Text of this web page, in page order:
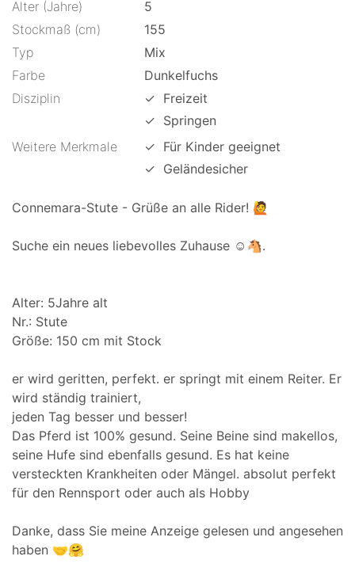
Alter (Jahre)
5
Stockmaß (cm)
155
Typ
Mix
Farbe
Dunkelfuchs
Disziplin
✓ Freizeit
✓ Springen
Weitere Merkmale
✓ Für Kinder geeignet
✓ Geländesicher
Connemara-Stute - Grüße an alle Rider! 🙋
Suche ein neues liebevolles Zuhause ☺️🐴.
Alter: 5Jahre alt
Nr.: Stute
Größe: 150 cm mit Stock
er wird geritten, perfekt. er springt mit einem Reiter. Er
wird ständig trainiert,
jeden Tag besser und besser!
Das Pferd ist 100% gesund. Seine Beine sind makellos,
seine Hufe sind ebenfalls gesund. Es hat keine
versteckten Krankheiten oder Mängel. absolut perfekt
für den Rennsport oder auch als Hobby
Danke, dass Sie meine Anzeige gelesen und angesehen
haben 🤝🤗